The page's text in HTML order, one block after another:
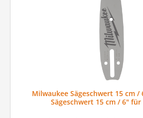
Milwaukee Sägeschwert 15 cm /
Sägeschwert 15 cm / 6" für